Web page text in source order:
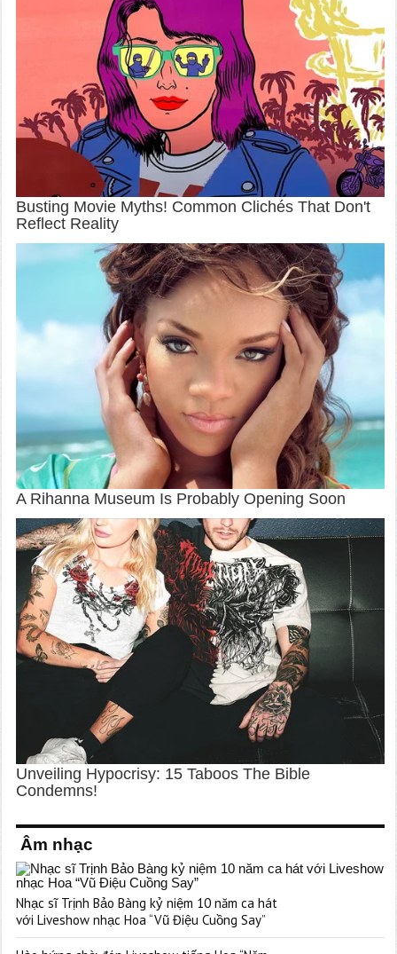
Âm nhạc
Nhạc sĩ Trịnh Bảo Bàng kỷ niệm 10 năm ca hát
với Liveshow nhạc Hoa “Vũ Điệu Cuồng Say”